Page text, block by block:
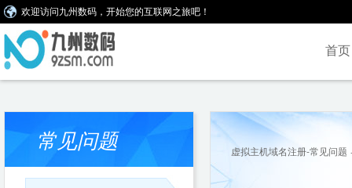
欢迎访问九州数码，开始您的互联网之旅吧！
首页
常见问题 虚拟主机域名注册-常见问题